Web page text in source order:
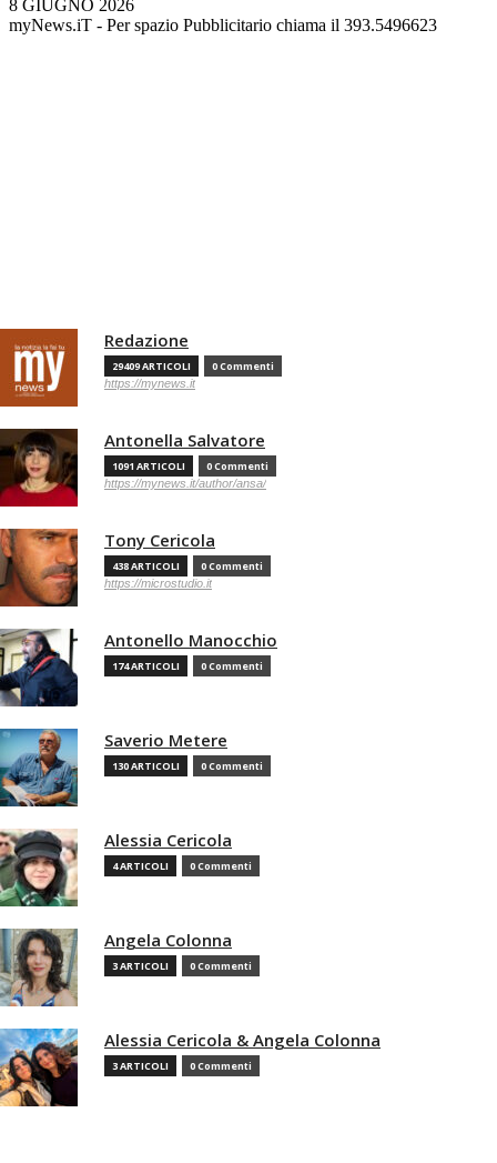
8 GIUGNO 2026
myNews.iT - Per spazio Pubblicitario chiama il 393.5496623
Redazione
29409 ARTICOLI 0 Commenti
https://mynews.it
Antonella Salvatore
1091 ARTICOLI 0 Commenti
https://mynews.it/author/ansa/
Tony Cericola
438 ARTICOLI 0 Commenti
https://microstudio.it
Antonello Manocchio
174 ARTICOLI 0 Commenti
Saverio Metere
130 ARTICOLI 0 Commenti
Alessia Cericola
4 ARTICOLI 0 Commenti
Angela Colonna
3 ARTICOLI 0 Commenti
Alessia Cericola & Angela Colonna
3 ARTICOLI 0 Commenti